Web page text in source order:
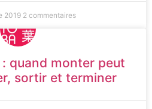
2019 2 commentaires
quand monter peut
sortir et terminer